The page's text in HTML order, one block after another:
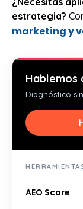
estrategia?
marketing y
Hablemos
Diagnóstico
AEO Score